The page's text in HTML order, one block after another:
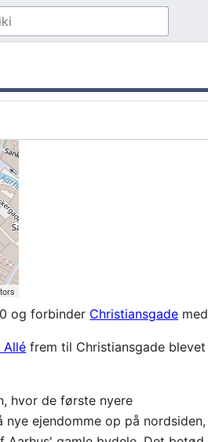
og forbinder Christiansgade med
Allé frem til Christiansgade blevet
hvor de første nyere
ejendomme op på nordsiden,